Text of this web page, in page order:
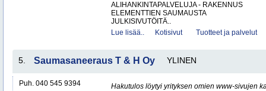
ALIHANKINTAPALVELUJA - RAKENNUS
ELEMENTTIEN SAUMAUSTA
JULKISIVUTÖITÄ..
Lue lisää..
Kotisivut Tuotteet ja palvelut
5. Saumasaneeraus T & H Oy YLINEN
Puh. 040 545 9394
Hakutulos löytyi yrityksen omien www-sivujen